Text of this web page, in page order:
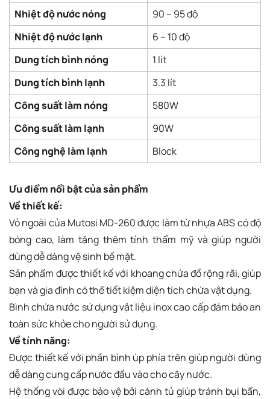
Nhiệt độ nước nóng
90 – 95 độ
Nhiệt độ nước lạnh
6 – 10 độ
Dung tích bình nóng
1 lít
Dung tích bình lạnh
3.3 lít
Công suất làm nóng
580W
Công suất làm lạnh
90W
Công nghệ làm lạnh
Block
Ưu điểm nổi bật của sản phẩm
Về thiết kế:
Vỏ ngoài của Mutosi MD-260 được làm từ nhựa ABS có độ
bóng cao, làm tăng thêm tính thẩm mỹ và giúp người
dùng dễ dàng vệ sinh bề mặt.
Sản phẩm được thiết kế với khoang chứa đồ rộng rãi, giúp
bạn và gia đình có thể tiết kiệm diện tích chứa vật dụng.
Bình chứa nước sử dụng vật liệu inox cao cấp đảm bảo an
toàn sức khỏe cho người sử dụng.
Về tính năng:
Được thiết kế với phần bình úp phía trên giúp người dùng
dễ dàng cung cấp nước đầu vào cho cây nước.
Hệ thống vòi được bảo vệ bởi cánh tủ giúp tránh bụi bẩn,